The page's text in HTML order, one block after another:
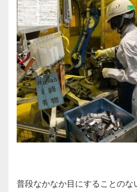
普段なかなか目にすることの